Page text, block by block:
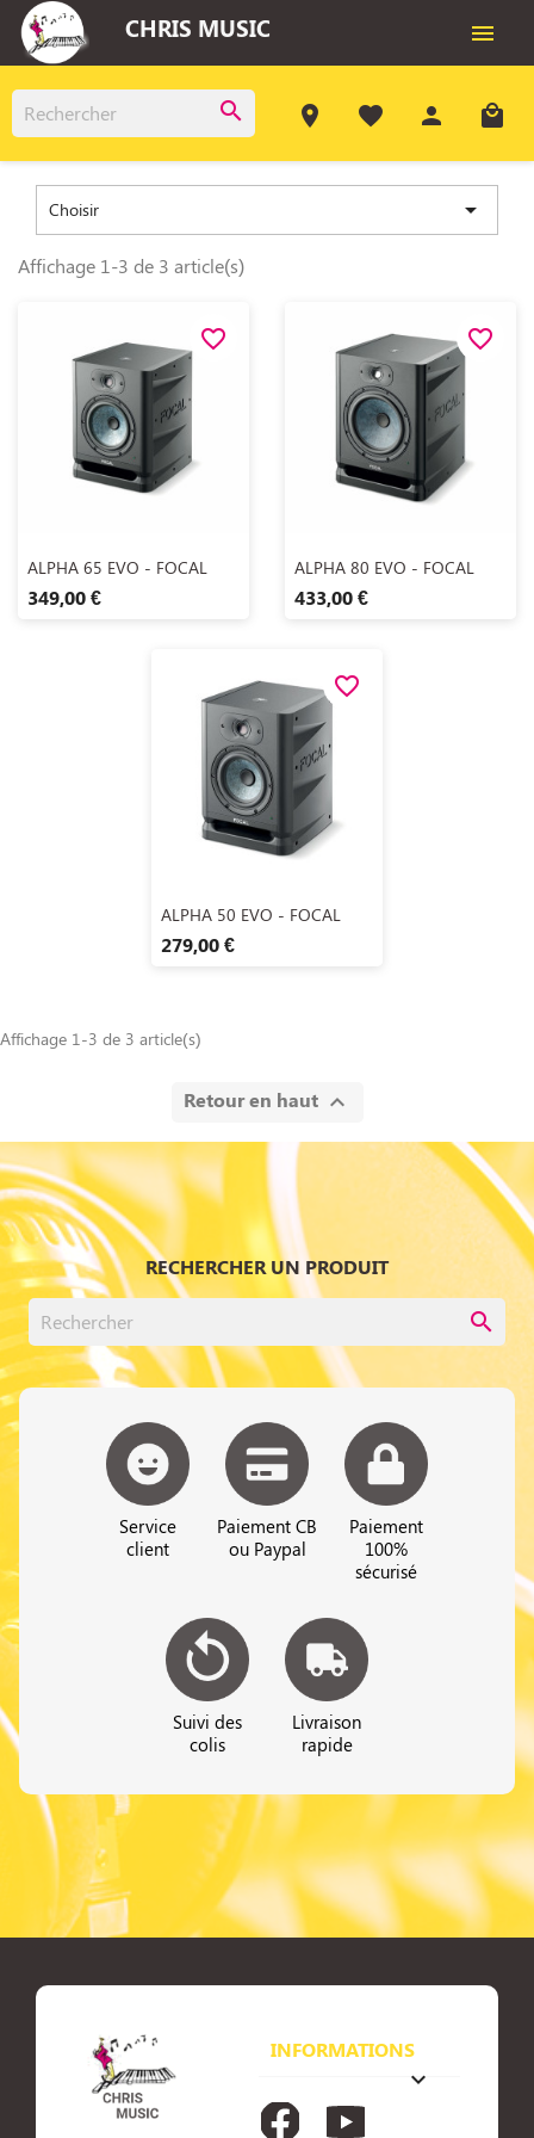
CHRIS MUSIC 
search room favorite person local_mall
Choisir 
Affichage 1-3 de 3 article(s)
Aperçu rapide
ALPHA 65 EVO - FOCAL
349,00 €
favorite_border
Aperçu rapide
ALPHA 80 EVO - FOCAL
433,00 €
favorite_border
Aperçu rapide
ALPHA 50 EVO - FOCAL
279,00 €
favorite_border
Affichage 1-3 de 3 article(s)
Retour en haut 
RECHERCHER UN PRODUIT
search
Service
client
Paiement CB
ou Paypal
Paiement
100%
sécurisé
Suivi des
colis
Livraison
rapide
INFORMATIONS
keyboard_arrow_down
FacebookYouTube